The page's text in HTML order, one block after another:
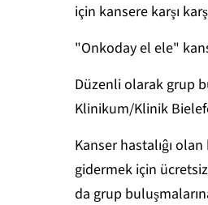
için kansere karşı
"Onkoday el ele"
Düzenli olarak grup
Klinikum/Klinik
Kanser hastalıĝı
gidermek için
da grup